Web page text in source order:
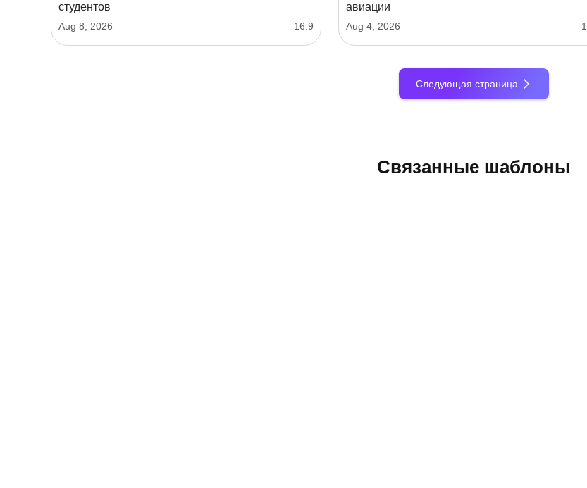
студентов
Aug 8, 2026 16:9
авиации
Aug 4, 2026
Следующая страница
Связанные шаблоны